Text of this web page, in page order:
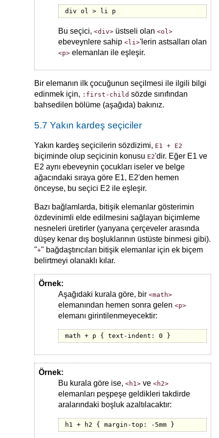
div ol > li p
Bu seçici, <div> üstseli olan <ol>
ebeveynlere sahip <li>'lerin astsalları olan
<p> elemanları ile eşleşir.
Bir elemanın ilk çocuğunun seçilmesi ile ilgili bilgi
edinmek için, :first-child sözde sınıfından
bahsedilen bölüme (aşağıda) bakınız.
5.7 Yakın kardeş seçiciler
Yakın kardeş seçicilerin sözdizimi, E1 + E2
biçiminde olup seçicinin konusu E2'dir. Eğer E1 ve
E2 aynı ebeveynin çocukları iseler ve belge
ağacındaki sıraya göre E1, E2'den hemen
önceyse, bu seçici E2 ile eşleşir.
Bazı bağlamlarda, bitişik elemanlar gösterimin
özdevinimli elde edilmesini sağlayan biçimleme
nesneleri üretirler (yanyana çerçeveler arasında
düşey kenar dış boşluklarının üstüste binmesi gibi).
"+" bağdaştırıcıları bitişik elemanlar için ek biçem
belirtmeyi olanaklı kılar.
Örnek:
Aşağıdaki kurala göre, bir <math>
elemanından hemen sonra gelen <p>
elemanı girintilenmeyecektir:
math + p { text-indent: 0 }
Örnek:
Bu kurala göre ise, <h1> ve <h2>
elemanları peşpeşe geldikleri takdirde
aralarındaki boşluk azaltılacaktır:
h1 + h2 { margin-top: -5mm }